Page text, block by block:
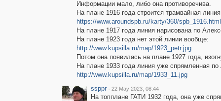
Информации мало, либо она противоречива.
На плане 1916 года строится трамвайная
https://www.aroundspb.ru/karty/360/spb_1916.html
На плане 1917 года линия нарисована по
На плане 1923 года нет этой линии вообще:
http://www.kupsilla.ru/map/1923_petr.jpg
Потом она появилась на плане 1927 года,
На плане 1933 года линия уже спрямленная по
http://www.kupsilla.ru/map/1933_11.jpg
ssppr · 22 May 2023, 08:44
На топплане ГАТИ 1932 года, она уже